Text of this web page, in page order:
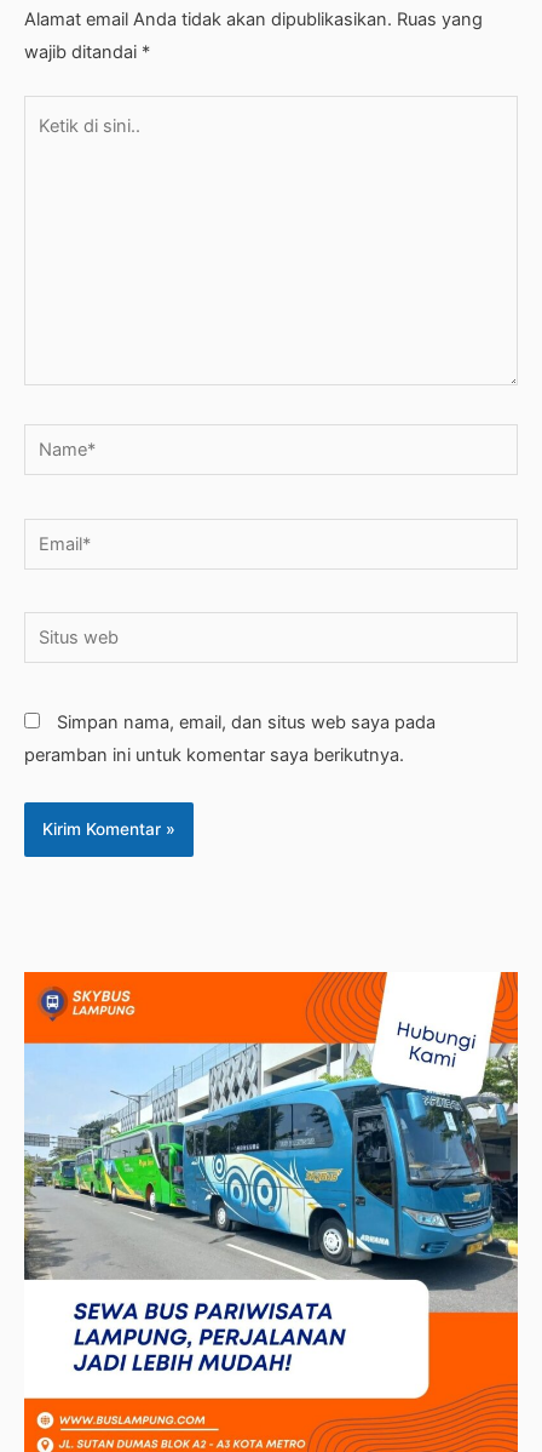
Alamat email Anda tidak akan dipublikasikan. Ruas yang
wajib ditandai *
Name*
Email*
Situs
web
Simpan nama, email, dan situs web saya pada
peramban ini untuk komentar saya berikutnya.